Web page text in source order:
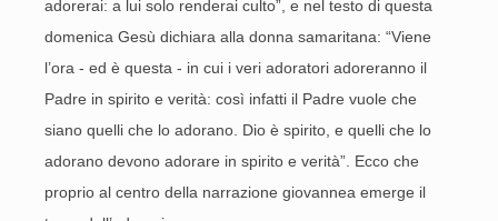
adorerai: a lui solo renderai culto”, e nel testo di questa
domenica Gesù dichiara alla donna samaritana: “Viene
l’ora - ed è questa - in cui i veri adoratori adoreranno il
Padre in spirito e verità: così infatti il Padre vuole che
siano quelli che lo adorano. Dio è spirito, e quelli che lo
adorano devono adorare in spirito e verità”. Ecco che
proprio al centro della narrazione giovannea emerge il